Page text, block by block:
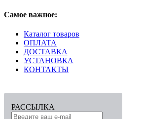
Самое важное:
Каталог товаров
ОПЛАТА
ДОСТАВКА
УСТАНОВКА
КОНТАКТЫ
РАССЫЛКА